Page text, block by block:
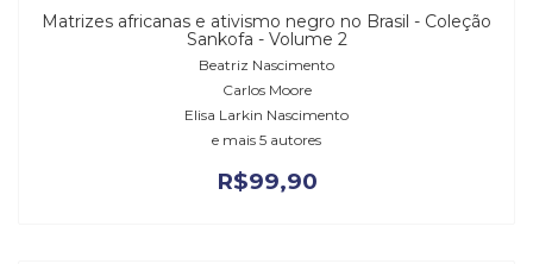
Matrizes africanas e ativismo negro no Brasil - Coleção
Sankofa - Volume 2
Beatriz Nascimento
Carlos Moore
Elisa Larkin Nascimento
e mais 5 autores
R$99,90